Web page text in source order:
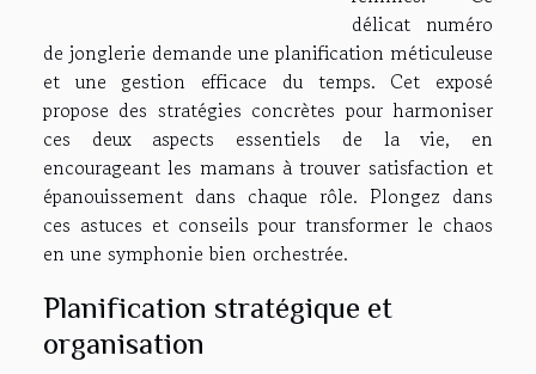
délicat numéro
de jonglerie demande une planification méticuleuse
et une gestion efficace du temps. Cet exposé
propose des stratégies concrètes pour harmoniser
ces deux aspects essentiels de la vie, en
encourageant les mamans à trouver satisfaction et
épanouissement dans chaque rôle. Plongez dans
ces astuces et conseils pour transformer le chaos
en une symphonie bien orchestrée.
Planification stratégique et
organisation